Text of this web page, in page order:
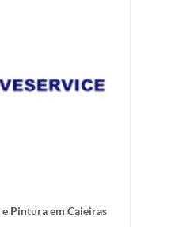
Pintura em Caieiras